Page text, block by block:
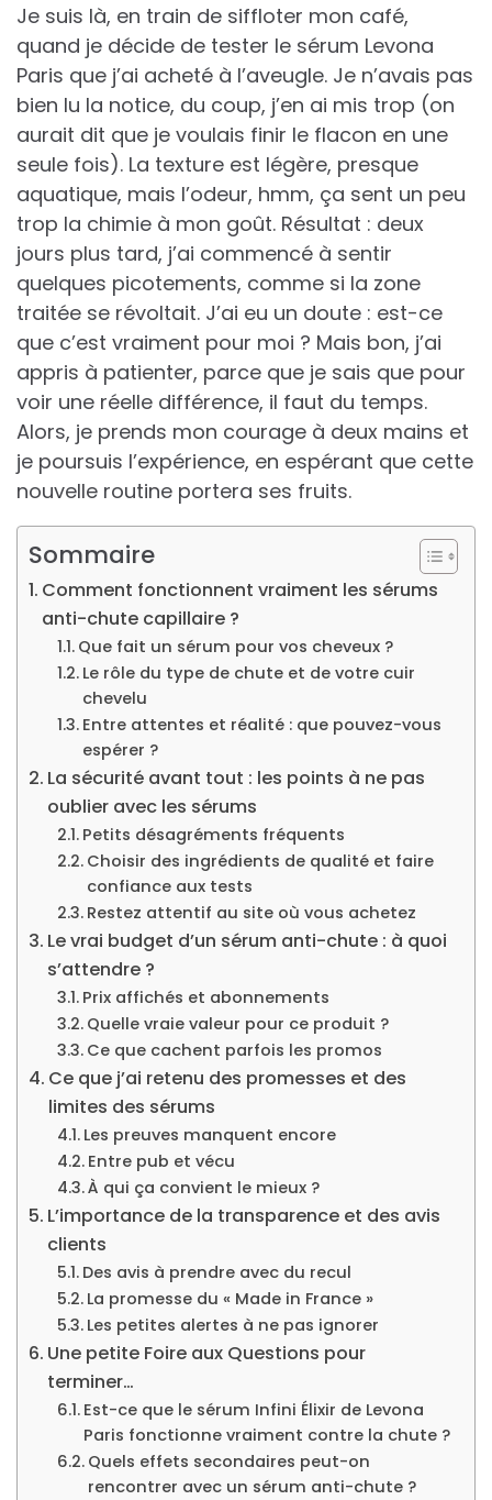
Je suis là, en train de siffloter mon café,
quand je décide de tester le sérum Levona
Paris que j’ai acheté à l’aveugle. Je n’avais pas
bien lu la notice, du coup, j’en ai mis trop (on
aurait dit que je voulais finir le flacon en une
seule fois). La texture est légère, presque
aquatique, mais l’odeur, hmm, ça sent un peu
trop la chimie à mon goût. Résultat : deux
jours plus tard, j’ai commencé à sentir
quelques picotements, comme si la zone
traitée se révoltait. J’ai eu un doute : est-ce
que c’est vraiment pour moi ? Mais bon, j’ai
appris à patienter, parce que je sais que pour
voir une réelle différence, il faut du temps.
Alors, je prends mon courage à deux mains et
je poursuis l’expérience, en espérant que cette
nouvelle routine portera ses fruits.
Sommaire
Comment fonctionnent vraiment les sérums
anti-chute capillaire ?
Que fait un sérum pour vos cheveux ?
Le rôle du type de chute et de votre cuir
chevelu
Entre attentes et réalité : que pouvez-vous
espérer ?
La sécurité avant tout : les points à ne pas
oublier avec les sérums
Petits désagréments fréquents
Choisir des ingrédients de qualité et faire
confiance aux tests
Restez attentif au site où vous achetez
Le vrai budget d’un sérum anti-chute : à quoi
s’attendre ?
Prix affichés et abonnements
Quelle vraie valeur pour ce produit ?
Ce que cachent parfois les promos
Ce que j’ai retenu des promesses et des
limites des sérums
Les preuves manquent encore
Entre pub et vécu
À qui ça convient le mieux ?
L’importance de la transparence et des avis
clients
Des avis à prendre avec du recul
La promesse du « Made in France »
Les petites alertes à ne pas ignorer
Une petite Foire aux Questions pour
terminer…
Est-ce que le sérum Infini Élixir de Levona
Paris fonctionne vraiment contre la chute ?
Quels effets secondaires peut-on
rencontrer avec un sérum anti-chute ?